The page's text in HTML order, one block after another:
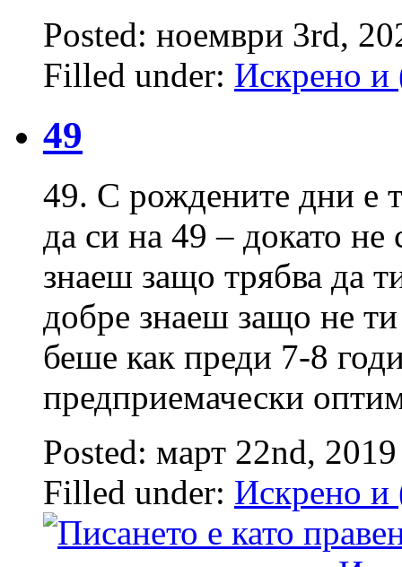
Posted: ноември 3rd,
Filled under: Искрено и
49
49. С рождените дни е
да си на 49 – докато
знаеш защо трябва да
добре знаеш защо не
беше как преди 7-8
предприемачески
Posted: март 22nd,
Filled under: Искрено и